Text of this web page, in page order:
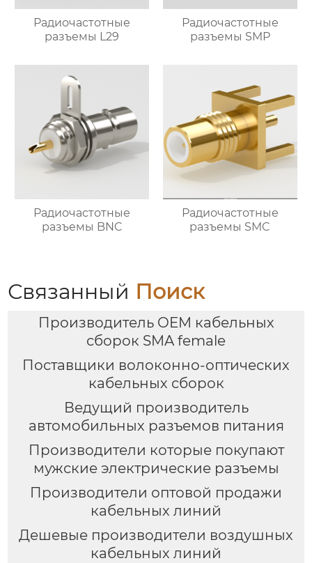
Радиочастотные
разъемы L29
Радиочастотные
разъемы SMP
Радиочастотные
разъемы BNC
Радиочастотные
разъемы SMC
Связанный Поиск
Производитель OEM кабельных
сборок SMA female
Поставщики волоконно-оптических
кабельных сборок
Ведущий производитель
автомобильных разъемов питания
Производители которые покупают
мужские электрические разъемы
Производители оптовой продажи
кабельных линий
Дешевые производители воздушных
кабельных линий